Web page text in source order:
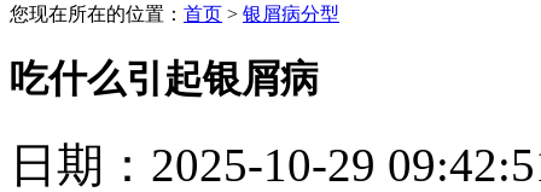
您现在所在的位置： 首页 > 银屑病分型
吃什么引起银屑病
日期：2025-10-29